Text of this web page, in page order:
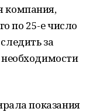
компания,
по 25-е число
за
показания